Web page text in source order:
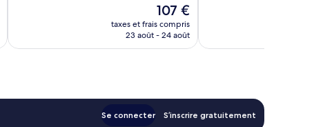
Le
nouveau
prix
107 €
taxes et frais compris
23 août - 24 août
Se connecter S’inscrire gratuitement